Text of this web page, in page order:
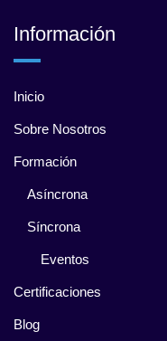
Información
Inicio
Sobre Nosotros
Formación
Asíncrona
Síncrona
Eventos
Certificaciones
Blog